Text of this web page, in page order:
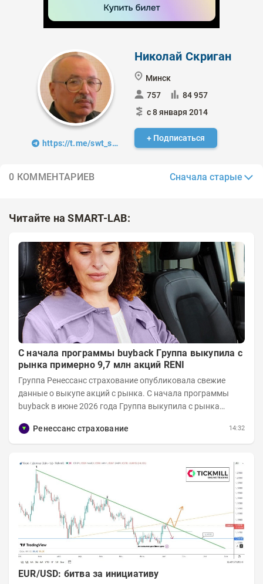
https://t.me/swt_signals
Николай Скриган
Минск
757
84 957
с 8 января 2014
+ Подписаться
0 КОММЕНТАРИЕВ Сначала старые
Читайте на SMART-LAB:
С начала программы buyback Группа выкупила с
рынка примерно 9,7 млн акций RENI
Группа Ренессанс страхование опубликовала свежие
данные о выкупе акций с рынка. C начала программы
buyback в июне 2026 года Группа выкупила с рынка
Ренессанс страхование
14:32
EUR/USD: битва за инициативу